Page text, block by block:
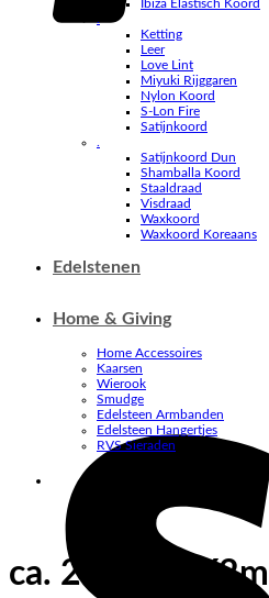
Ibiza Elastisch Koord
.
Ketting
Leer
Love Lint
Miyuki Rijggaren
Nylon Koord
S-Lon Fire
Satijnkoord
.
Satijnkoord Dun
Shamballa Koord
Staaldraad
Visdraad
Waxkoord
Waxkoord Koreaans
Edelstenen
Home & Giving
Home Accessoires
Kaarsen
Wierook
Smudge
Edelsteen Armbanden
Edelsteen Hangertjes
RVS Sieraden
ca.